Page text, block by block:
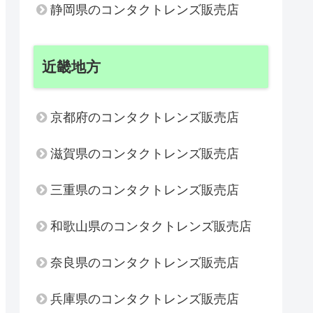
静岡県のコンタクトレンズ販売店
近畿地方
京都府のコンタクトレンズ販売店
滋賀県のコンタクトレンズ販売店
三重県のコンタクトレンズ販売店
和歌山県のコンタクトレンズ販売店
奈良県のコンタクトレンズ販売店
兵庫県のコンタクトレンズ販売店